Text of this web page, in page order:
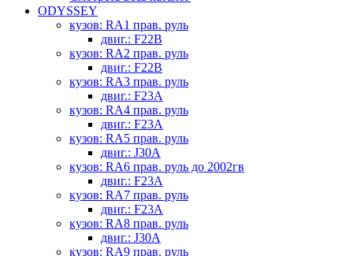
ODYSSEY
кузов: RA1 прав. руль
двиг.: F22B
кузов: RA2 прав. руль
двиг.: F22B
кузов: RA3 прав. руль
двиг.: F23A
кузов: RA4 прав. руль
двиг.: F23A
кузов: RA5 прав. руль
двиг.: J30A
кузов: RA6 прав. руль до 2002гв
двиг.: F23A
кузов: RA7 прав. руль
двиг.: F23A
кузов: RA8 прав. руль
двиг.: J30A
кузов: RA9 прав. руль